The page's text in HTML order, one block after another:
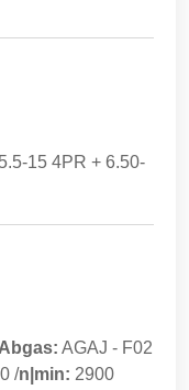
15 4PR + 6.50-
Abgas: AGAJ - F02
/n|min: 2900